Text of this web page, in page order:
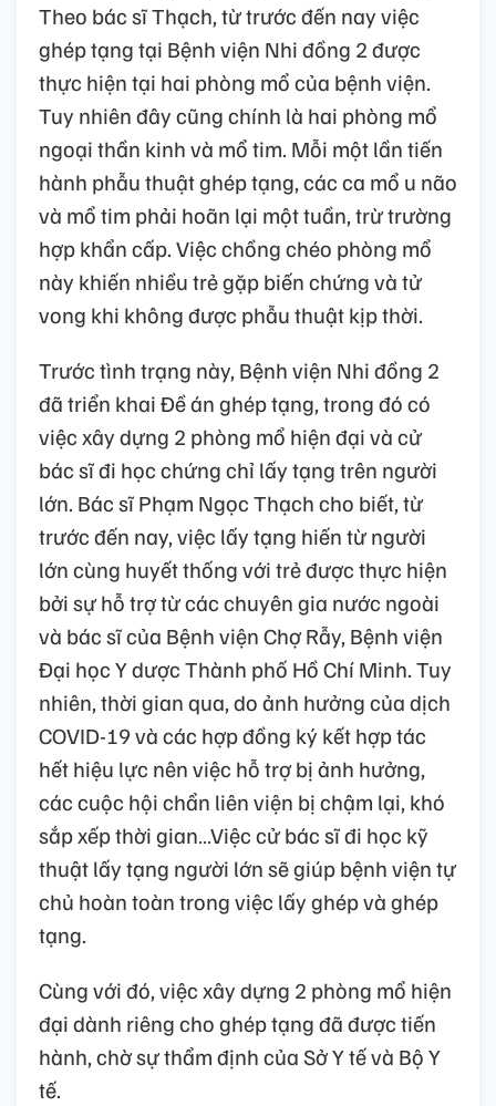
Theo bác sĩ Thạch, từ trước đến nay việc
ghép tạng tại Bệnh viện Nhi đồng 2 được
thực hiện tại hai phòng mổ của bệnh viện.
Tuy nhiên đây cũng chính là hai phòng mổ
ngoại thần kinh và mổ tim. Mỗi một lần tiến
hành phẫu thuật ghép tạng, các ca mổ u não
và mổ tim phải hoãn lại một tuần, trừ trường
hợp khẩn cấp. Việc chồng chéo phòng mổ
này khiến nhiều trẻ gặp biến chứng và tử
vong khi không được phẫu thuật kịp thời.
Trước tình trạng này, Bệnh viện Nhi đồng 2
đã triển khai Đề án ghép tạng, trong đó có
việc xây dựng 2 phòng mổ hiện đại và cử
bác sĩ đi học chứng chỉ lấy tạng trên người
lớn. Bác sĩ Phạm Ngọc Thạch cho biết, từ
trước đến nay, việc lấy tạng hiến từ người
lớn cùng huyết thống với trẻ được thực hiện
bởi sự hỗ trợ từ các chuyên gia nước ngoài
và bác sĩ của Bệnh viện Chợ Rẫy, Bệnh viện
Đại học Y dược Thành phố Hồ Chí Minh. Tuy
nhiên, thời gian qua, do ảnh hưởng của dịch
COVID-19 và các hợp đồng ký kết hợp tác
hết hiệu lực nên việc hỗ trợ bị ảnh hưởng,
các cuộc hội chẩn liên viện bị chậm lại, khó
sắp xếp thời gian…Việc cử bác sĩ đi học kỹ
thuật lấy tạng người lớn sẽ giúp bệnh viện tự
chủ hoàn toàn trong việc lấy ghép và ghép
tạng.
Cùng với đó, việc xây dựng 2 phòng mổ hiện
đại dành riêng cho ghép tạng đã được tiến
hành, chờ sự thẩm định của Sở Y tế và Bộ Y
tế.